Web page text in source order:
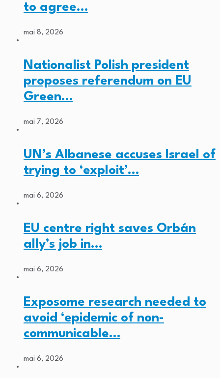
to agree…
mai 8, 2026
Nationalist Polish president
proposes referendum on EU
Green…
mai 7, 2026
UN’s Albanese accuses Israel of
trying to ‘exploit’…
mai 6, 2026
EU centre right saves Orbán
ally’s job in…
mai 6, 2026
Exposome research needed to
avoid ‘epidemic of non-
communicable…
mai 6, 2026